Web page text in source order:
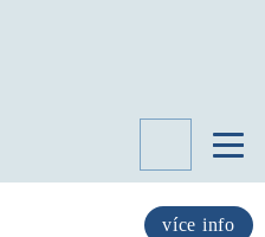
více info